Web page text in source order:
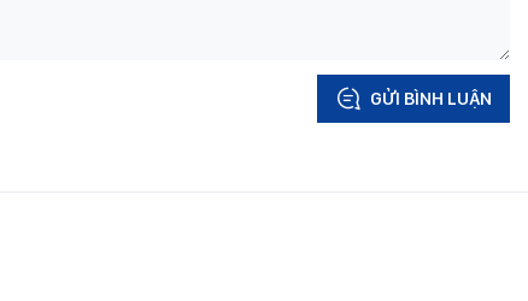
GỬI BÌNH LUẬN